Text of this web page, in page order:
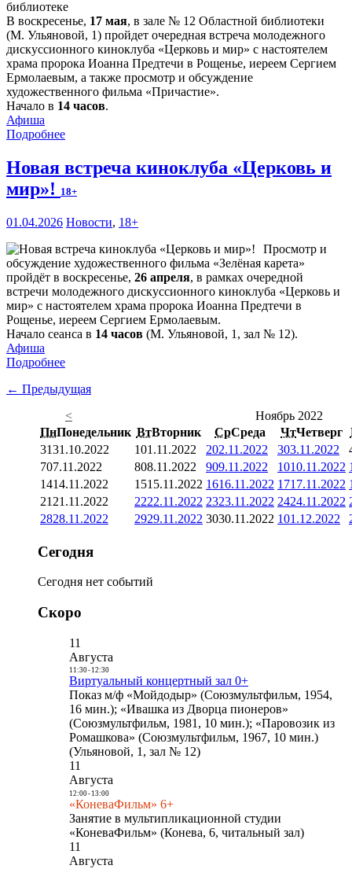
В воскресенье, 17 мая, в зале № 12 Областной библиотеки
(М. Ульяновой, 1) пройдет очередная встреча молодежного
дискуссионного киноклуба «Церковь и мир» с настоятелем
храма пророка Иоанна Предтечи в Рощенье, иереем Сергием
Ермолаевым, а также просмотр и обсуждение
художественного фильма «Причастие».
Начало в 14 часов.
Афиша
Подробнее
Новая встреча киноклуба «Церковь и
мир»! 18+
01.04.2026 Новости, 18+
Просмотр и
обсуждение художественного фильма «Зелёная карета»
пройдёт в воскресенье, 26 апреля, в рамках очередной
встречи молодежного дискуссионного киноклуба «Церковь и
мир» с настоятелем храма пророка Иоанна Предтечи в
Рощенье, иереем Сергием Ермолаевым.
Начало сеанса в 14 часов (М. Ульяновой, 1, зал № 12).
Афиша
Подробнее
← Предыдущая
<
Ноябрь 2022
ПнПонедельник ВтВторник СрСреда ЧтЧетверг
3131.10.2022 101.11.2022 202.11.2022 303.11.2022
707.11.2022 808.11.2022 909.11.2022 1010.11.2022
1414.11.2022 1515.11.2022 1616.11.2022 1717.11.2022
21 21.11.2022 2222.11.2022 2323.11.2022 2424.11.2022
2828.11.2022 2929.11.2022 3030.11.2022 101.12.2022
Сегодня
Сегодня нет событий
Скоро
11
Августа
11:30- 12:30
Виртуальный концертный зал 0+
Показ м/ф «Мойдодыр» (Союзмультфильм, 1954,
16 мин.); «Ивашка из Дворца пионеров»
(Союзмультфильм, 1981, 10 мин.); «Паровозик из
Ромашкова» (Союзмультфильм, 1967, 10 мин.)
(Ульяновой, 1, зал № 12)
11
Августа
12:00- 13:00
«КоневаФильм» 6+
Занятие в мультипликационной студии
«КоневаФильм» (Конева, 6, читальный зал)
11
Августа